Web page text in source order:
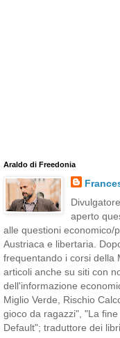
Araldo di Freedonia
aperto
alle questioni economico/
Austriaca e libertaria.
frequentando i corsi della
articoli anche su siti con
dell'informazione
Miglio Verde, Rischio
gioco da ragazzi", "La
Default"; traduttore dei